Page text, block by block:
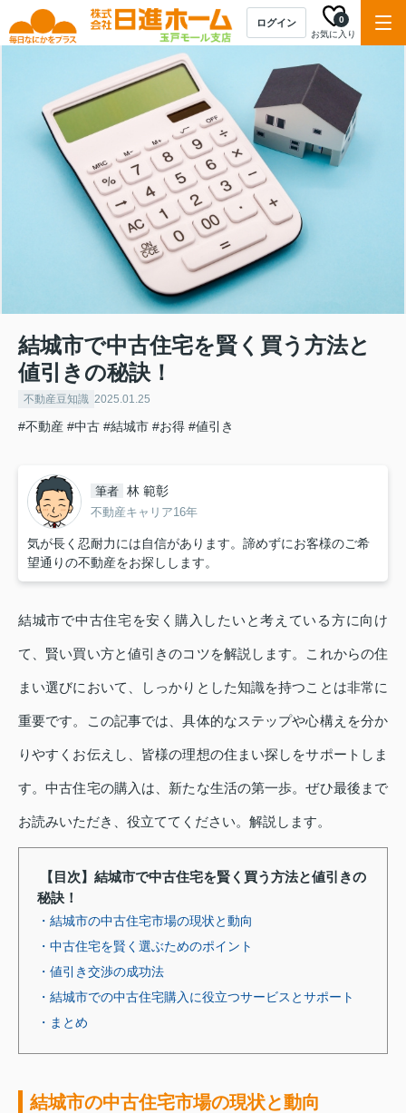
ログイン
お気に入り
0
結城市で中古住宅を賢く買う方法と
値引きの秘訣！
不動産豆知識 2025.01.25
#不動産 #中古 #結城市 #お得 #値引き
筆者 林 範彰
不動産キャリア16年
気が長く忍耐力には自信があります。諦めずにお客様のご希
望通りの不動産をお探しします。
結城市で中古住宅を安く購入したいと考えている方に向け
て、賢い買い方と値引きのコツを解説します。これからの住
まい選びにおいて、しっかりとした知識を持つことは非常に
重要です。この記事では、具体的なステップや心構えを分か
りやすくお伝えし、皆様の理想の住まい探しをサポートしま
す。中古住宅の購入は、新たな生活の第一歩。ぜひ最後まで
お読みいただき、役立ててください。解説します。
【目次】結城市で中古住宅を賢く買う方法と値引きの
秘訣！
・結城市の中古住宅市場の現状と動向
・中古住宅を賢く選ぶためのポイント
・値引き交渉の成功法
・結城市での中古住宅購入に役立つサービスとサポート
・まとめ
結城市の中古住宅市場の現状と動向